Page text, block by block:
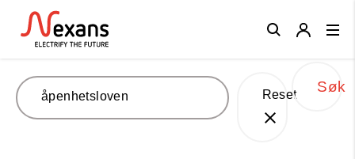
Reset Søk
Close